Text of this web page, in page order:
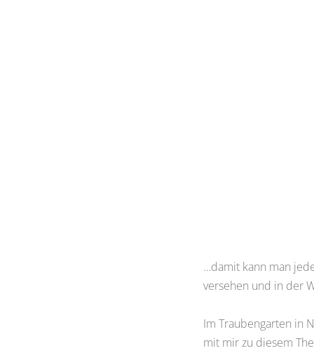
…damit kann man
versehen und in der
Im Traubengarten in
mit mir zu diesem